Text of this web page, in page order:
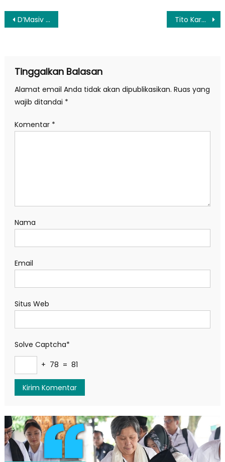
Navigasi
D’Masiv Siap Gelar Tour Asia & Berakhir di Ciledug, Bangga sebagai ‘Bocah Ciledug’ Tito Karnavian Minta Dana Daerah Terdampak Bencana Tak Dipangkas
Tinggalkan Balasan
Alamat email Anda tidak akan dipublikasikan. Ruas yang
wajib ditandai *
Komentar *
Nama
Email
Situs Web
Solve Captcha*
+ 78 = 81